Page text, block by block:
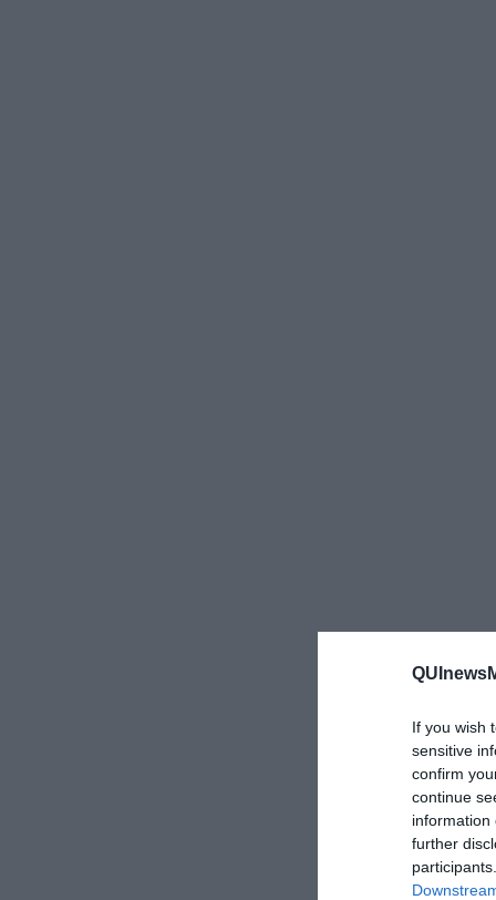
If you wish
sensitive
confirm
continue
information
further